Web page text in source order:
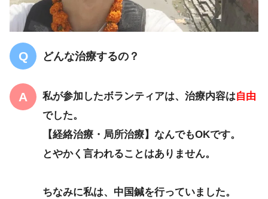
どんな治療するの？
私が参加したボランティアは、治療内容は自由
でした。
【経絡治療・局所治療】なんでもOKです。
とやかく言われることはありません。
ちなみに私は、中国鍼を行っていました。